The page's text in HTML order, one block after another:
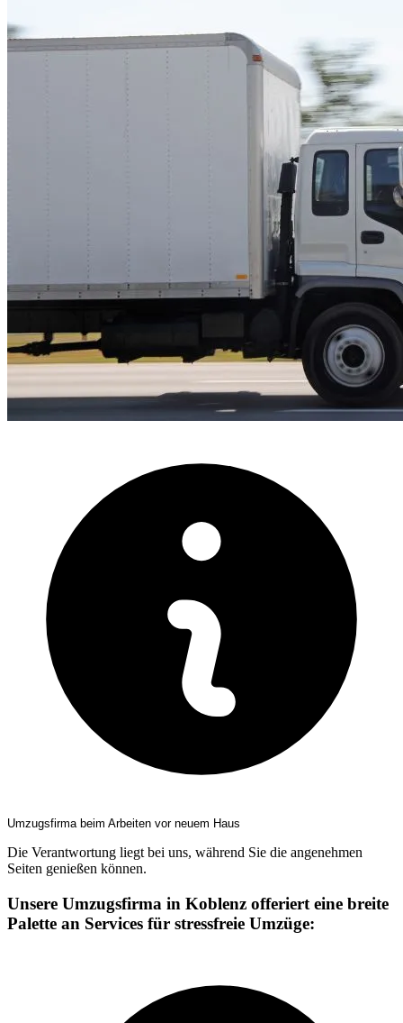
Umzugsfirma beim Arbeiten vor neuem Haus
Die Verantwortung liegt bei uns, während Sie die angenehmen
Seiten genießen können.
Unsere Umzugsfirma in Koblenz offeriert eine breite
Palette an Services für stressfreie Umzüge: